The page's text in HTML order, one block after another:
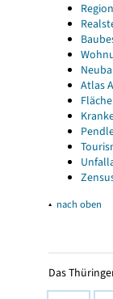
Atlas
▴ nach oben
Das